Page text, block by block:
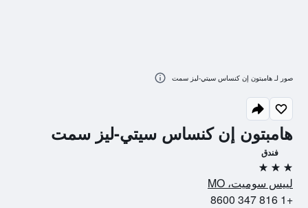
هامبتون إن كنساس سيتي-ليز سمت
فندق
3 نجوم
لييس سوميت، MO
+1 816 347 8600
صور لـ هامبتون إن كنساس سيتي-ليز سمت